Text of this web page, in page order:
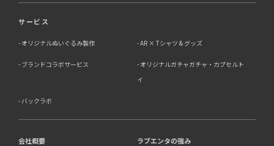
サービス
オリジナルぬいぐるみ製作 AR × Tシャツ & グッズ
ブランドコラボサービス
オリジナルガチャガチャ・カプセルト
イ
バックラボ
会社概要 ラブエンタの強み